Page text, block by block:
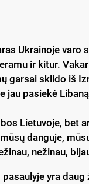
Ukrainoje varo
ir kitur.
garsai sklido iš
jau pasiekė
Lietuvoje, bet
danguje,
nežinau,
yra daug